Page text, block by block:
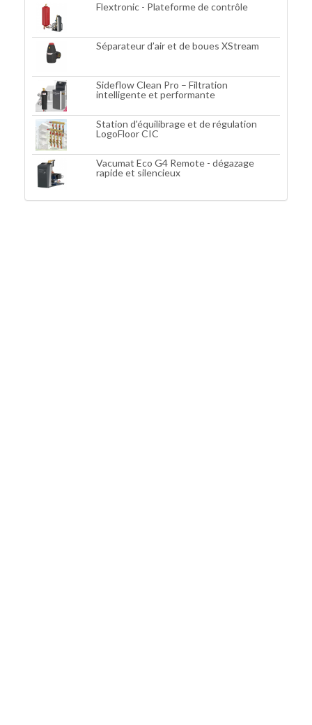
Flextronic - Plateforme de contrôle
Séparateur d’air et de boues XStream
Sideflow Clean Pro – Filtration
intelligente et performante
Station d'équilibrage et de régulation
LogoFloor CIC
Vacumat Eco G4 Remote - dégazage
rapide et silencieux